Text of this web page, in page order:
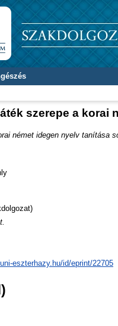
szerepe a korai
német idegen nyelv tanítása
eszterhazy.hu/id/eprint/22705